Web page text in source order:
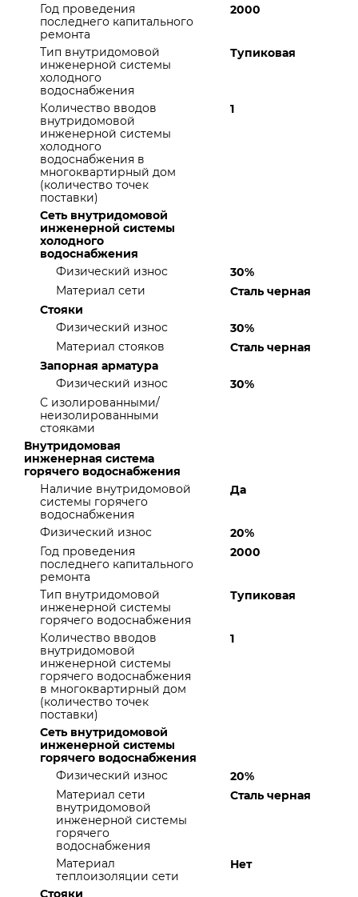
Год проведения
последнего капитального
ремонта
2000
Тип внутридомовой
инженерной системы
холодного
водоснабжения
Тупиковая
Количество вводов
внутридомовой
инженерной системы
холодного
водоснабжения в
многоквартирный дом
(количество точек
поставки)
1
Сеть внутридомовой
инженерной системы
холодного
водоснабжения
Физический износ
30%
Материал сети
Сталь черная
Стояки
Физический износ
30%
Материал стояков
Сталь черная
Запорная арматура
Физический износ
30%
С изолированными/
неизолированными
стояками
Внутридомовая
инженерная система
горячего водоснабжения
Наличие внутридомовой
системы горячего
водоснабжения
Да
Физический износ
20%
Год проведения
последнего капитального
ремонта
2000
Тип внутридомовой
инженерной системы
горячего водоснабжения
Тупиковая
Количество вводов
внутридомовой
инженерной системы
горячего водоснабжения
в многоквартирный дом
(количество точек
поставки)
1
Сеть внутридомовой
инженерной системы
горячего водоснабжения
Физический износ
20%
Материал сети
внутридомовой
инженерной системы
горячего
водоснабжения
Сталь черная
Материал
теплоизоляции сети
Нет
Стояки